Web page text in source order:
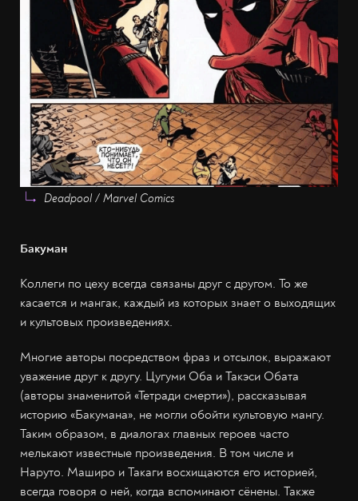
Deadpool / Marvel Comics
Бакуман
Коллеги по цеху всегда связаны друг с другом. То же
касается и мангак, каждый из которых знает о выходящих
и культовых произведениях.
Многие авторы посредством фраз и отсылок, выражают
уважение друг к другу. Цугуми Оба и Такэси Обата
(авторы знаменитой «Тетради смерти»), рассказывая
историю «Бакумана», не могли обойти культовую мангу.
Таким образом, в диалогах главных героев часто
мелькают известные произведения. В том числе и
Наруто. Маширо и Такаги восхищаются его историей,
всегда говоря о ней, когда вспоминают сёнены. Также